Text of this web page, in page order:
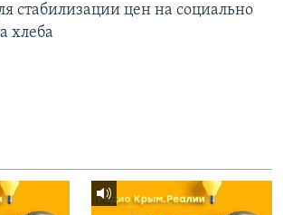
стабилизации цен на социально
хлеба